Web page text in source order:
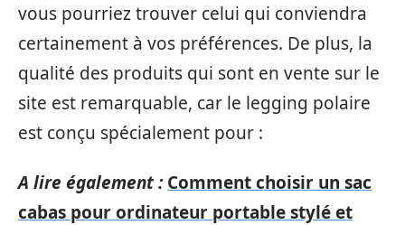
vous pourriez trouver celui qui conviendra
certainement à vos préférences. De plus, la
qualité des produits qui sont en vente sur le
site est remarquable, car le legging polaire
est conçu spécialement pour :
A lire également : Comment choisir un sac
cabas pour ordinateur portable stylé et